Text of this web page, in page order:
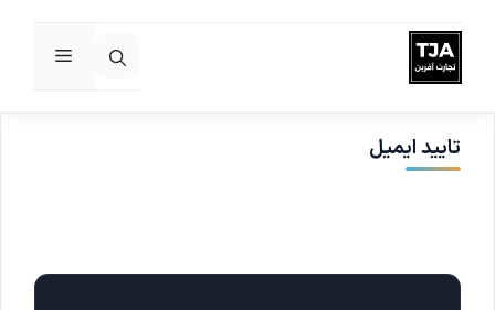
پرش
به
محتوا
فهرست
تایید ایمیل